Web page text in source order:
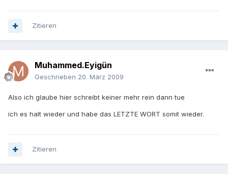
Zitieren
Muhammed.Eyigün
Geschrieben 20. März 2009
Also ich glaube hier schreibt keiner mehr rein dann tue
ich es halt wieder und habe das LETZTE WORT somit wieder.
Zitieren